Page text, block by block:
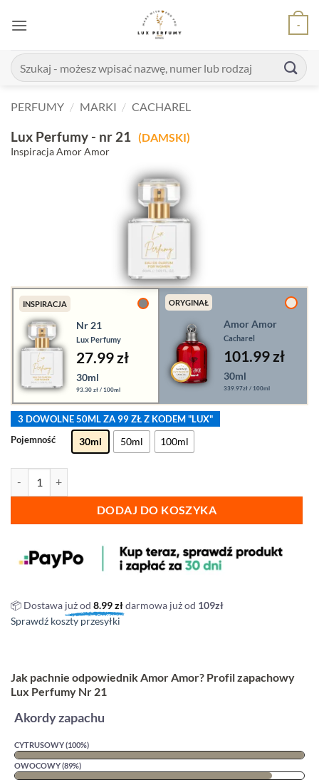
-
Szukaj:
PERFUMY / MARKI / CACHAREL
Lux Perfumy - nr 21
Inspiracja Amor Amor
(DAMSKI)
INSPIRACJA
Nr 21
Lux Perfumy
27.99 zł
30ml
93.30 zł / 100ml
ORYGINAŁ
Amor Amor
Cacharel
101.99 zł
30ml
339.97zł / 100ml
3 DOWOLNE 50ML ZA 99 ZŁ Z KODEM "LUX"
Pojemność
30ml 50ml 100ml
DODAJ DO KOSZYKA
📦 Dostawa już od 8.99złdarmowa już od 109zł
Sprawdź koszty przesyłki
Jak pachnie odpowiednik Amor Amor? Profil zapachowy
Lux Perfumy Nr 21
Akordy zapachu
CYTRUSOWY (100%)
OWOCOWY (89%)